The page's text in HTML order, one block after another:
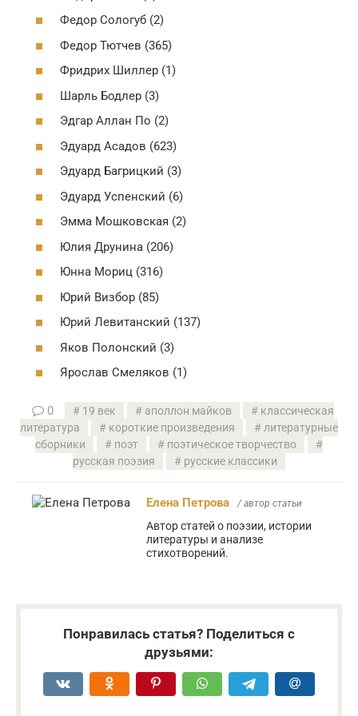
Федор Сологуб (2)
Федор Тютчев (365)
Фридрих Шиллер (1)
Шарль Бодлер (3)
Эдгар Аллан По (2)
Эдуард Асадов (623)
Эдуард Багрицкий (3)
Эдуард Успенский (6)
Эмма Мошковская (2)
Юлия Друнина (206)
Юнна Мориц (316)
Юрий Визбор (85)
Юрий Левитанский (137)
Яков Полонский (3)
Ярослав Смеляков (1)
0 19 век аполлон майков
классическая
литература
короткие произведения
литературные
сборники
поэт
поэтическое творчество
русская поэзия
русские классики
Елена Петрова / автор статьи
Автор статей о поэзии, истории
литературы и анализе
стихотворений.
Понравилась статья? Поделиться с
друзьями: